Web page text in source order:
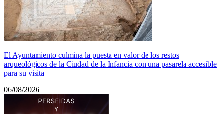
El Ayuntamiento culmina la puesta en valor de los restos
arqueológicos de la Ciudad de la Infancia con una pasarela accesible
para su visita
06/08/2026